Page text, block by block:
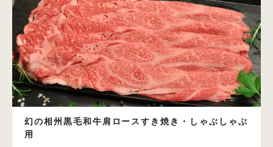
幻の相州黒毛和牛肩ロースすき焼き・しゃぶしゃぶ
用